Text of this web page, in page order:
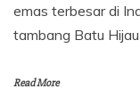
emas terbesar di
tambang Batu
Read More